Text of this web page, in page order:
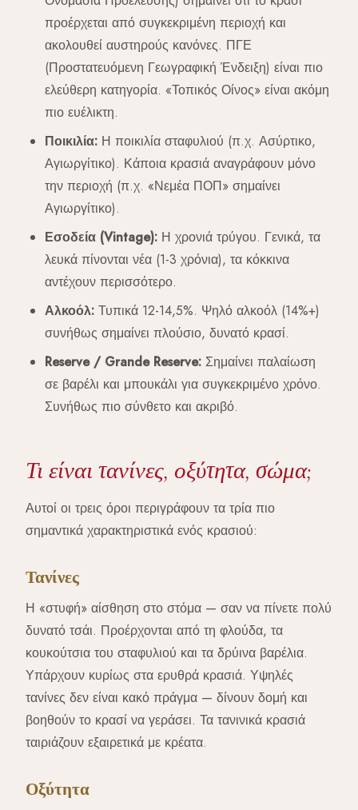
προέρχεται από συγκεκριμένη περιοχή και
ακολουθεί αυστηρούς κανόνες. ΠΓΕ
(Προστατευόμενη Γεωγραφική Ένδειξη) είναι πιο
ελεύθερη κατηγορία. «Τοπικός Οίνος» είναι ακόμη
πιο ευέλικτη.
Ποικιλία: Η ποικιλία σταφυλιού (π.χ. Ασύρτικο,
Αγιωργίτικο). Κάποια κρασιά αναγράφουν μόνο
την περιοχή (π.χ. «Νεμέα ΠΟΠ» σημαίνει
Αγιωργίτικο).
Εσοδεία (Vintage): Η χρονιά τρύγου. Γενικά, τα
λευκά πίνονται νέα (1-3 χρόνια), τα κόκκινα
αντέχουν περισσότερο.
Αλκοόλ: Τυπικά 12-14,5%. Ψηλό αλκοόλ (14%+)
συνήθως σημαίνει πλούσιο, δυνατό κρασί.
Reserve / Grande Reserve: Σημαίνει παλαίωση
σε βαρέλι και μπουκάλι για συγκεκριμένο χρόνο.
Συνήθως πιο σύνθετο και ακριβό.
Τι είναι τανίνες, οξύτητα, σώμα;
Αυτοί οι τρεις όροι περιγράφουν τα τρία πιο
σημαντικά χαρακτηριστικά ενός κρασιού:
Τανίνες
Η «στυφή» αίσθηση στο στόμα — σαν να πίνετε πολύ
δυνατό τσάι. Προέρχονται από τη φλούδα, τα
κουκούτσια του σταφυλιού και τα δρύινα βαρέλια.
Υπάρχουν κυρίως στα ερυθρά κρασιά. Υψηλές
τανίνες δεν είναι κακό πράγμα — δίνουν δομή και
βοηθούν το κρασί να γεράσει. Τα τανινικά κρασιά
ταιριάζουν εξαιρετικά με κρέατα.
Οξύτητα